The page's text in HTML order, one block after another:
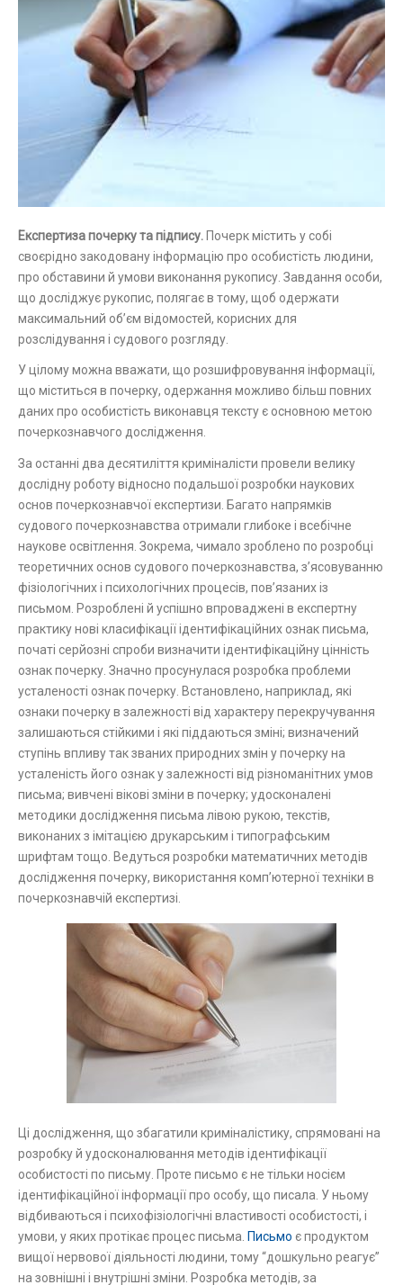
Експертиза почерку та підпису.Почерк містить у собі
своєрідно закодовану інформацію про особистість людини,
про обставини й умови виконання рукопису. Завдання особи,
що досліджує рукопис, полягає в тому, щоб одержати
максимальний об’єм відомостей, корисних для
розслідування і судового розгляду.
У цілому можна вважати, що розшифровування інформації,
що міститься в почерку, одержання можливо більш повних
даних про особистість виконавця тексту є основною метою
почеркознавчого дослідження.
За останні два десятиліття криміналісти провели велику
дослідну роботу відносно подальшої розробки наукових
основ почеркознавчої експертизи. Багато напрямків
судового почеркознавства отримали глибоке і всебічне
наукове освітлення. Зокрема, чимало зроблено по розробці
теоретичних основ судового почеркознавства, з’ясовуванню
фізіологічних і психологічних процесів, пов’язаних із
письмом. Розроблені й успішно впроваджені в експертну
практику нові класифікації ідентифікаційних ознак письма,
початі серйозні спроби визначити ідентифікаційну цінність
ознак почерку. Значно просунулася розробка проблеми
усталеності ознак почерку. Встановлено, наприклад, які
ознаки почерку в залежності від характеру перекручування
залишаються стійкими і які піддаються зміні; визначений
ступінь впливу так званих природних змін у почерку на
усталеність його ознак у залежності від різноманітних умов
письма; вивчені вікові зміни в почерку; удосконалені
методики дослідження письма лівою рукою, текстів,
виконаних з імітацією друкарським і типографським
шрифтам тощо. Ведуться розробки математичних методів
дослідження почерку, використання комп’ютерної техніки в
почеркознавчій експертизі.
Ці дослідження, що збагатили криміналістику, спрямовані на
розробку й удосконалювання методів ідентифікації
особистості по письму. Проте письмо є не тільки носієм
ідентифікаційної інформації про особу, що писала. У ньому
відбиваються і психофізіологічні властивості особистості, і
умови, у яких протікає процес письма. Письмо є продуктом
вищої нервової діяльності людини, тому “дошкульно реагує”
на зовнішні і внутрішні зміни. Розробка методів, за